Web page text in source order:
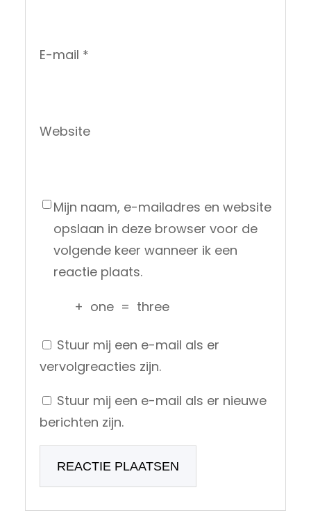
E-mail *
Website
Mijn naam, e-mailadres en website
opslaan in deze browser voor de
volgende keer wanneer ik een
reactie plaats.
+ one = three
Stuur mij een e-mail als er
vervolgreacties zijn.
Stuur mij een e-mail als er nieuwe
berichten zijn.